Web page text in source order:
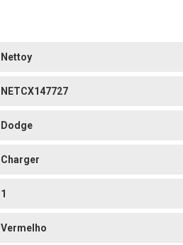
Nettoy
NETCX147727
Dodge
Charger
1
Vermelho